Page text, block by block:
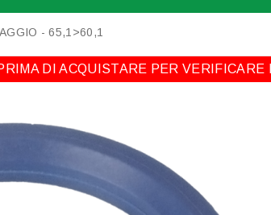
- 65,1>60,1
DI ACQUISTARE PER VERIFICARE